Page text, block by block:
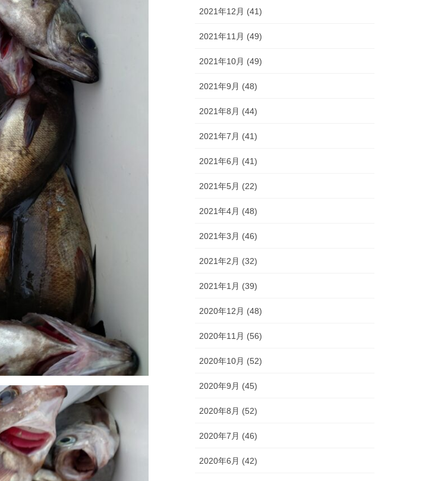
2021年12月 (41)
2021年11月 (49)
2021年10月 (49)
2021年9月 (48)
2021年8月 (44)
2021年7月 (41)
2021年6月 (41)
2021年5月 (22)
2021年4月 (48)
2021年3月 (46)
2021年2月 (32)
2021年1月 (39)
2020年12月 (48)
2020年11月 (56)
2020年10月 (52)
2020年9月 (45)
2020年8月 (52)
2020年7月 (46)
2020年6月 (42)